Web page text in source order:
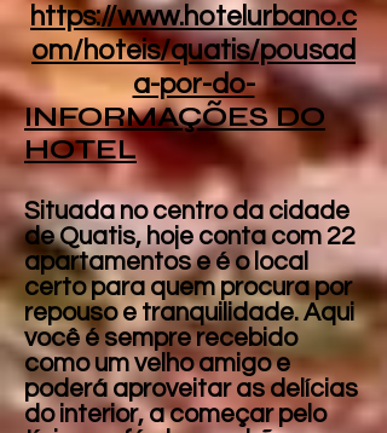
https://www.hotelurbano.c
om/hoteis/quatis/pousad
a-por-do-
INFORMAÇÕES DO
HOTEL
Situada no centro da cidade
de Quatis, hoje conta com 22
apartamentos e é o local
certo para quem procura por
repouso e tranquilidade. Aqui
você é sempre recebido
como um velho amigo e
poderá aproveitar as delícias
do interior, a começar pelo